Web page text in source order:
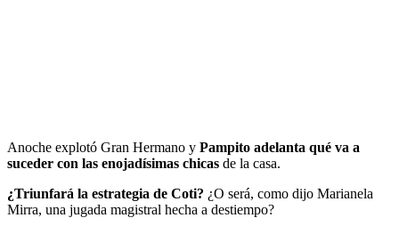
Anoche explotó Gran Hermano y Pampito adelanta qué va a
suceder con las enojadísimas chicas de la casa.
¿Triunfará la estrategia de Coti? ¿O será, como dijo Marianela
Mirra, una jugada magistral hecha a destiempo?